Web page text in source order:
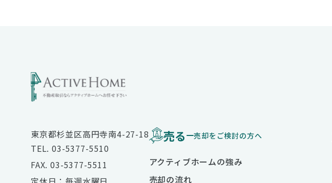
東京都杉並区高円寺南4-27-18
TEL. 03-5377-5510
FAX. 03-5377-5511
売る 売却をご検討の方へ
アクティブホームの強み
売却の流れ